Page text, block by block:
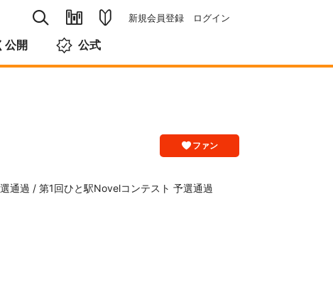
新規会員登録 ログイン
公開 公式
ファン
通過 / 第1回ひと駅Novelコンテスト 予選通過